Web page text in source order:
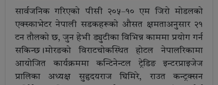
सार्वजनिक गरिएको पीसी २०५–१० एम जिरो मोडलको
एक्स्काभेटर नेपाली सडकहरूको औसत क्षमताअनुसार २१
टन तौलको छ, जुन हेभी ड्युटीका विभिन्न काममा प्रयोग गर्न
सकिन्छ।मोरङको विराटचोकस्थित होटल नेपालरिकामा
आयोजित कार्यक्रममा कन्टिनेन्टल ट्रेडिङ इन्टरप्राइजेज
प्रालिका अध्यक्ष सुहृदयराज घिमिरे, राउत कन्ट्रक्सन